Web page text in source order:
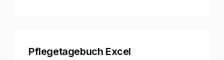
Pflegetagebuch Excel